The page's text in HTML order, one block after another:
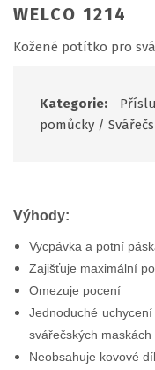
WELCO 1214
Kožené potítko pro
Kategorie:
pomůcky /
Výhody:
Vycpávka a potní
Zajišťuje maximální
Omezuje pocení
Jednoduché
svářečských maskách
Neobsahuje kovové